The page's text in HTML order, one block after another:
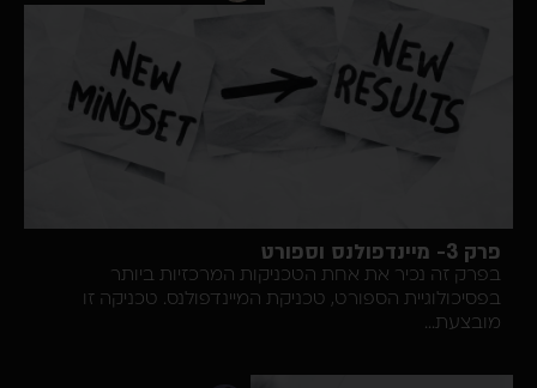
זה נכיר את אחת הטכניקות המרכזיות ביותר
הספורט, טכניקת המיינדפולנס. טכניקה זו